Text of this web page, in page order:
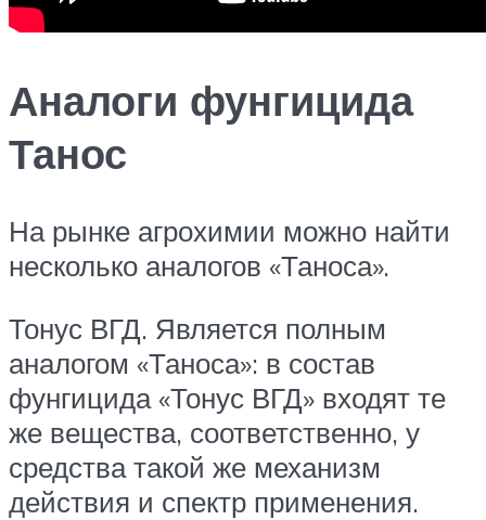
Аналоги фунгицида
Танос
На рынке агрохимии можно найти
несколько аналогов «Таноса».
Тонус ВГД. Является полным
аналогом «Таноса»: в состав
фунгицида «Тонус ВГД» входят те
же вещества, соответственно, у
средства такой же механизм
действия и спектр применения.